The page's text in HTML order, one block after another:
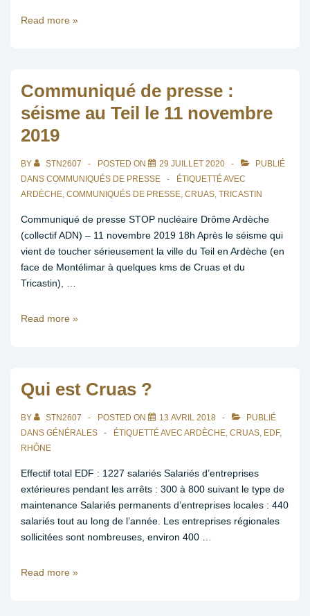
Atomic
quelle
vision
du
pour
les
candidat·e·s
?
Read more »
Communiqué de presse :
séisme au Teil le 11 novembre
2019
BY STN2607 POSTED ON 29 JUILLET 2020
PUBLIÉ
DANS COMMUNIQUÉS DE PRESSE
ÉTIQUETTÉ AVEC
ARDÈCHE, COMMUNIQUÉS DE PRESSE, CRUAS, TRICASTIN
Communiqué de presse STOP nucléaire Drôme Ardèche
(collectif ADN) – 11 novembre 2019 18h Après le séisme qui
vient de toucher sérieusement la ville du Teil en Ardèche (en
face de Montélimar à quelques kms de Cruas et du
Tricastin), …
Communiqué
séisme
au
Teil
le
11
2019
Read more »
Qui est Cruas ?
BY STN2607 POSTED ON 13 AVRIL 2018
PUBLIÉ
DANS GÉNÉRALES ÉTIQUETTÉ AVEC ARDÈCHE, CRUAS, EDF,
RHÔNE
Effectif total EDF : 1227 salariés Salariés d’entreprises
extérieures pendant les arrêts : 300 à 800 suivant le type de
maintenance Salariés permanents d’entreprises locales : 440
salariés tout au long de l’année. Les entreprises régionales
sollicitées sont nombreuses, environ 400 …
Qui
Read more »